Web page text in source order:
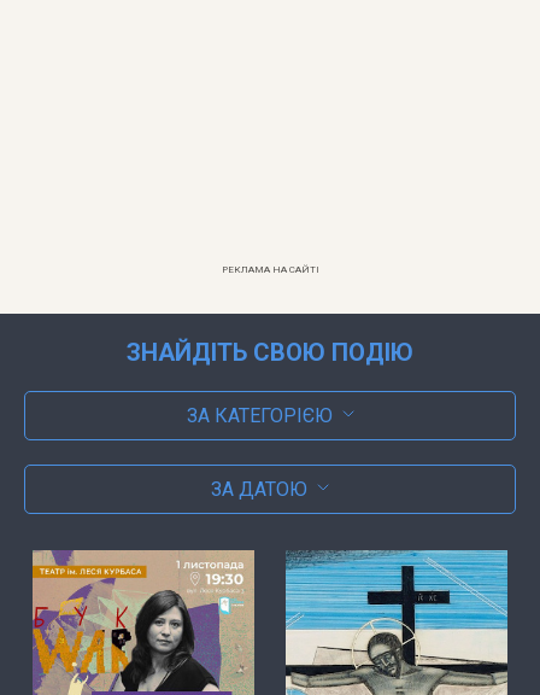
РЕКЛАМА НА САЙТІ
ЗНАЙДІТЬ СВОЮ ПОДІЮ
ЗА КАТЕГОРІЄЮ
ЗА ДАТОЮ